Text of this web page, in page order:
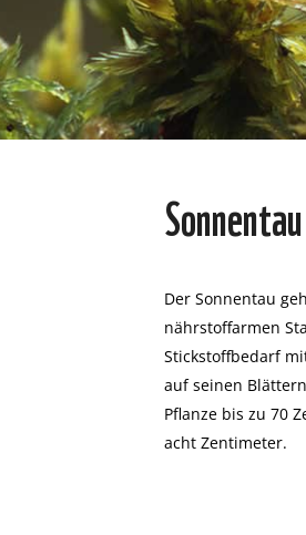
Der Sonnentau
nährstoffarmen
Stickstoffbedarf
auf seinen
Pflanze bis zu 70
acht Zentimeter.